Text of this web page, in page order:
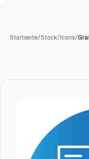
Startseite/Stock/Icons/